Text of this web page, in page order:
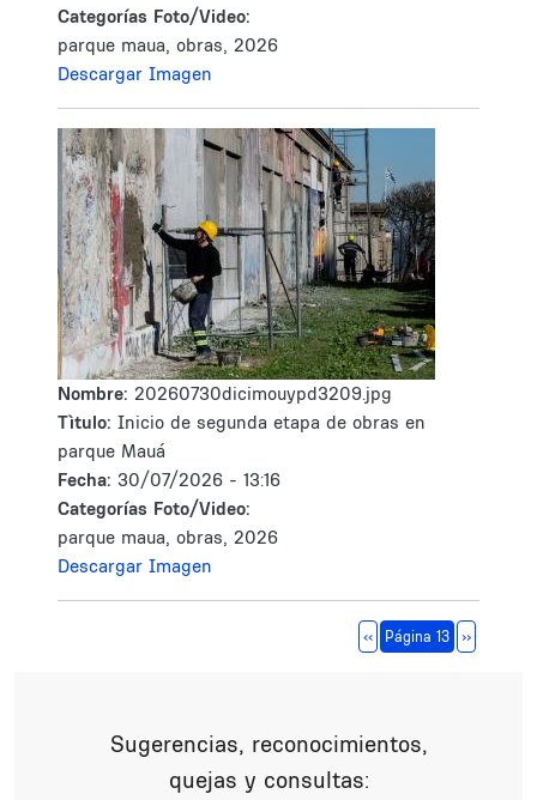
Categorías Foto/Video:
parque maua, obras, 2026
Descargar Imagen
Nombre: 20260730dicimouypd3209.jpg
Tìtulo: Inicio de segunda etapa de obras en
parque Mauá
Fecha: 30/07/2026 - 13:16
Categorías Foto/Video:
parque maua, obras, 2026
Descargar Imagen
Página anterior
‹‹ Página 13 Siguiente
››
Sugerencias, reconocimientos,
quejas y consultas: